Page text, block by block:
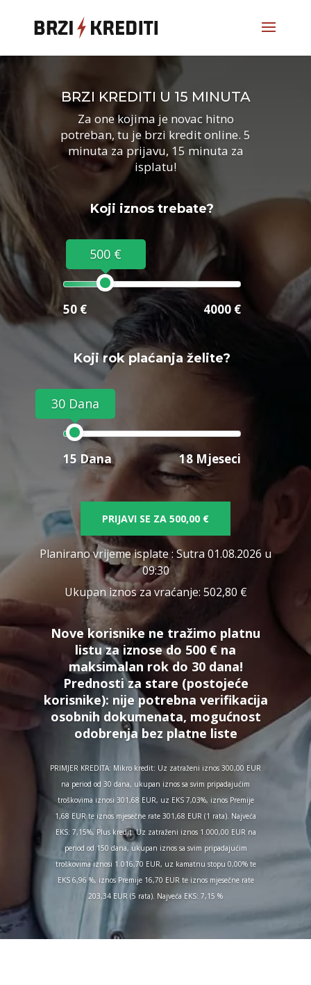
BRZI KREDITI U 15 MINUTA
Za one kojima je novac hitno
potreban, tu je brzi kredit online. 5
minuta za prijavu, 15 minuta za
isplatu!
Koji iznos trebate?
500 €
50 € 4000 €
Koji rok plaćanja želite?
30 Dana
15 Dana 18 Mjeseci
PRIJAVI SE ZA 500,00 €
Planirano vrijeme isplate: Sutra 01.08.2026 u
09:30
Ukupan iznos za vraćanje: 502,80 €
Nove korisnike ne tražimo platnu
listu za iznose do 500 € na
maksimalan rok do 30 dana!
Prednosti za stare (postojeće
korisnike): nije potrebna verifikacija
osobnih dokumenata, mogućnost
odobrenja bez platne liste
PRIMJER KREDITA: Mikro kredit: Uz zatraženi iznos 300,00 EUR
na period od 30 dana, ukupan iznos sa svim pripadajućim
troškovima iznosi 301,68 EUR, uz EKS 7,03%, iznos Premije
1,68 EUR te iznos mjesečne rate 301,68 EUR (1 rata). Najveća
EKS: 7,15%, Plus kredit: Uz zatraženi iznos 1.000,00 EUR na
period od 150 dana, ukupan iznos sa svim pripadajućim
troškovima iznosi 1.016,70 EUR, uz kamatnu stopu 0,00% te
EKS 6,96 %, iznos Premije 16,70 EUR te iznos mjesečne rate
203,34 EUR (5 rata). Najveća EKS: 7,15 %